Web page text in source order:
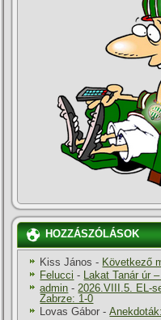
HOZZÁSZÓLÁSOK
Kiss János - Következő
Felucci - Lakat Tanár úr
admin - 2026.VIII.5. EL-
Zabrze: 1-0
Lovas Gábor -